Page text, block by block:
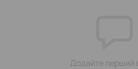
Додайте перший